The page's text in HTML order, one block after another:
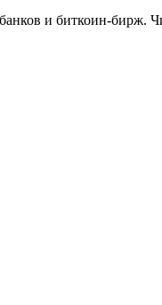
и биткоин-бирж.